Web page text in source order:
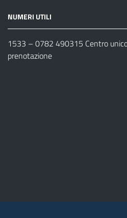
NUMERI UTILI
1533 – 0782 490315 Centro
prenotazione